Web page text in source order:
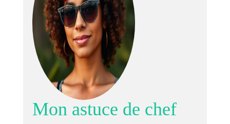
Mon astuce de chef